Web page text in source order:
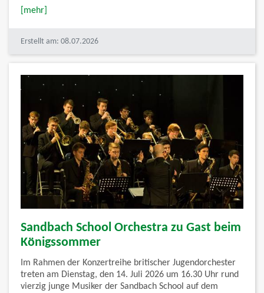
[mehr]
Erstellt am: 08.07.2026
Sandbach School Orchestra zu Gast beim
Königssommer
Im Rahmen der Konzertreihe britischer Jugendorchester
treten am Dienstag, den 14. Juli 2026 um 16.30 Uhr rund
vierzig junge Musiker der Sandbach School auf dem